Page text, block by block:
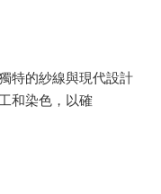
特的紗線與現代設計
和染色，以確